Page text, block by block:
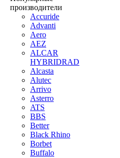
производители
Accuride
Advanti
Aero
AEZ
ALCAR
HYBRIDRAD
Alcasta
Alutec
Arrivo
Asterro
ATS
BBS
Better
Black Rhino
Borbet
Buffalo